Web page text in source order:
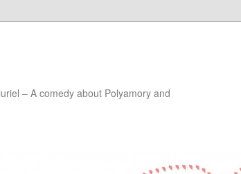
– A comedy about Polyamory and